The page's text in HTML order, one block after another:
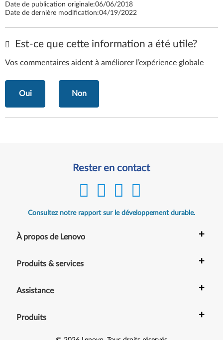
Date de publication originale:06/06/2018
Date de dernière modification:04/19/2022
Est-ce que cette information a été utile?
Vos commentaires aident à améliorer l’expérience globale
Oui Non
Rester en contact
Consultez notre rapport sur le développement durable.
À propos de Lenovo +
Produits & services +
Assistance +
Produits +